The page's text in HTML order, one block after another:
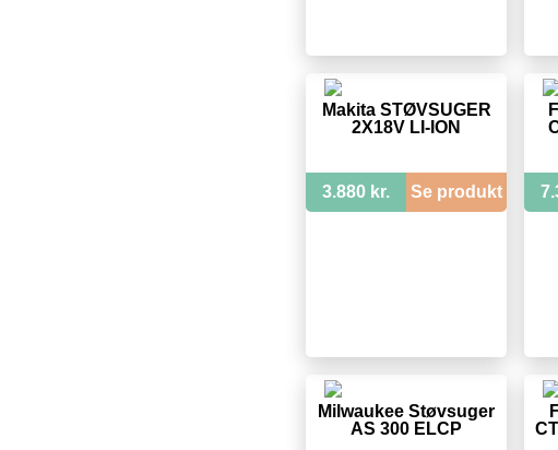
Makita STØVSUGER
2X18V LI-ION
3.880 kr. Se produkt
Milwaukee Støvsuger
AS 300 ELCP